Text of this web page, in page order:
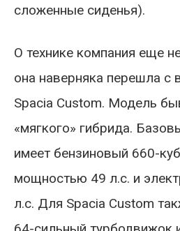
сложенные сиденья).
О технике компания еще
она наверняка перешла с
Spacia Custom. Модель
«мягкого» гибрида.
имеет бензиновый 660-
мощностью 49 л.с. и
л.с. Для Spacia Custom